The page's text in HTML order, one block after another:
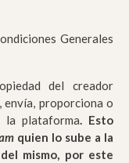
Generales
del creador
envía, proporciona o
la plataforma. Esto
quien lo sube a la
mismo, por este